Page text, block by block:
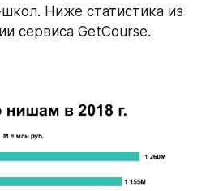
Ниже статистика из
сервиса GetCourse.